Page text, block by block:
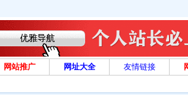
网站推广 网址大全 友情链接